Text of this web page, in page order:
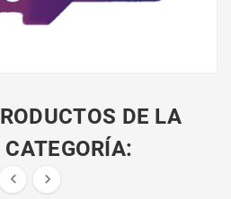
DE LA
 